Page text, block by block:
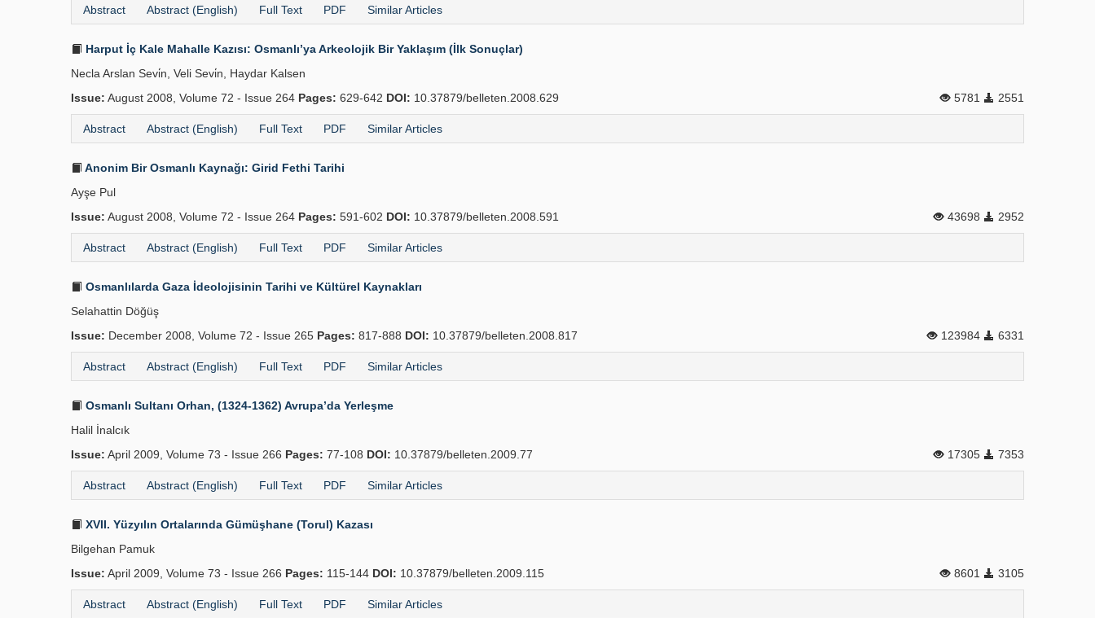
Abstract Abstract (English) Full Text PDF Similar Articles
Harput İç Kale Mahalle Kazısı: Osmanlı’ya Arkeolojik Bir Yaklaşım (İlk Sonuçlar)
Necla Arslan Sevi̇n, Veli Sevi̇n, Haydar Kalsen
Issue: August 2008, Volume 72 - Issue 264 Pages: 629-642 DOI: 10.37879/belleten.2008.629 5781 2551
Abstract Abstract (English) Full Text PDF Similar Articles
Anonim Bir Osmanlı Kaynağı: Girid Fethi Tarihi
Ayşe Pul
Issue: August 2008, Volume 72 - Issue 264 Pages: 591-602 DOI: 10.37879/belleten.2008.591 43698 2952
Abstract Abstract (English) Full Text PDF Similar Articles
Osmanlılarda Gaza İdeolojisinin Tarihi ve Kültürel Kaynakları
Selahattin Döğüş
Issue: December 2008, Volume 72 - Issue 265 Pages: 817-888 DOI: 10.37879/belleten.2008.817 123984 6331
Abstract Abstract (English) Full Text PDF Similar Articles
Osmanlı Sultanı Orhan, (1324-1362) Avrupa’da Yerleşme
Halil İnalcık
Issue: April 2009, Volume 73 - Issue 266 Pages: 77-108 DOI: 10.37879/belleten.2009.77 17305 7353
Abstract Abstract (English) Full Text PDF Similar Articles
XVII. Yüzyılın Ortalarında Gümüşhane (Torul) Kazası
Bilgehan Pamuk
Issue: April 2009, Volume 73 - Issue 266 Pages: 115-144 DOI: 10.37879/belleten.2009.115 8601 3105
Abstract Abstract (English) Full Text PDF Similar Articles